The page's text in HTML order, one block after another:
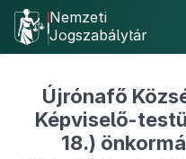
Nemzeti
Jogszabálytár
Újrónafő
Képviselő-
18.)